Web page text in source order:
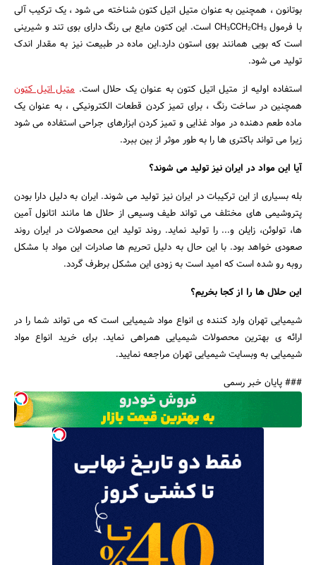
بوتانون ، همچنین به عنوان متیل اتیل کتون شناخته می شود ، یک ترکیب آلی
با فرمول CH₃CCH₂CH₃ است. این کتون مایع بی رنگ دارای بوی تند و شیرینی
است که بویی همانند بوی استون دارد.این ماده در طبیعت نیز به مقدار اندک
تولید می شود.
استفاده اولیه از متیل اتیل کتون به عنوان یک حلال است. متیل اتیل کتون
همچنین در ساخت رنگ ، برای تمیز کردن قطعات الکترونیکی ، به عنوان یک
ماده طعم دهنده در مواد غذایی و تمیز کردن ابزارهای جراحی استفاده می شود
زیرا می تواند باکتری ها را به طور موثر از بین ببرد.
آیا این مواد در ایران نیز تولید می شوند؟
بله بسیاری از این ترکیبات در ایران نیز تولید می شوند. ایران به دلیل دارا بودن
پتروشیمی های مختلف می تواند طیف وسیعی از حلال ها مانند اتانول آمین
ها، تولوئن، زایلن و... را تولید نماید. روند تولید این محصولات در ایران روند
صعودی خواهد بود. با این حال به دلیل تحریم ها صادرات این مواد با مشکل
روبه رو شده است که امید است به زودی این مشکل برطرف گردد.
این حلال ها را از کجا بخریم؟
شیمیایی تهران وارد کننده ی انواع مواد شیمیایی است که می تواند شما را در
ارائه ی بهترین محصولات شیمیایی همراهی نماید. برای خرید انواع مواد
شیمیایی به وبسایت شیمیایی تهران مراجعه نمایید.
### پایان خبر رسمی